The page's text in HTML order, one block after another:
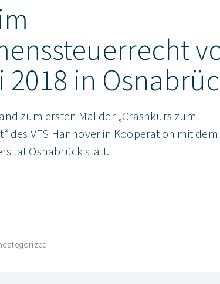
2018 in
zum ersten Mal der „Crashkurs zum
des VFS Hannover in Kooperation mit
Osnabrück statt.